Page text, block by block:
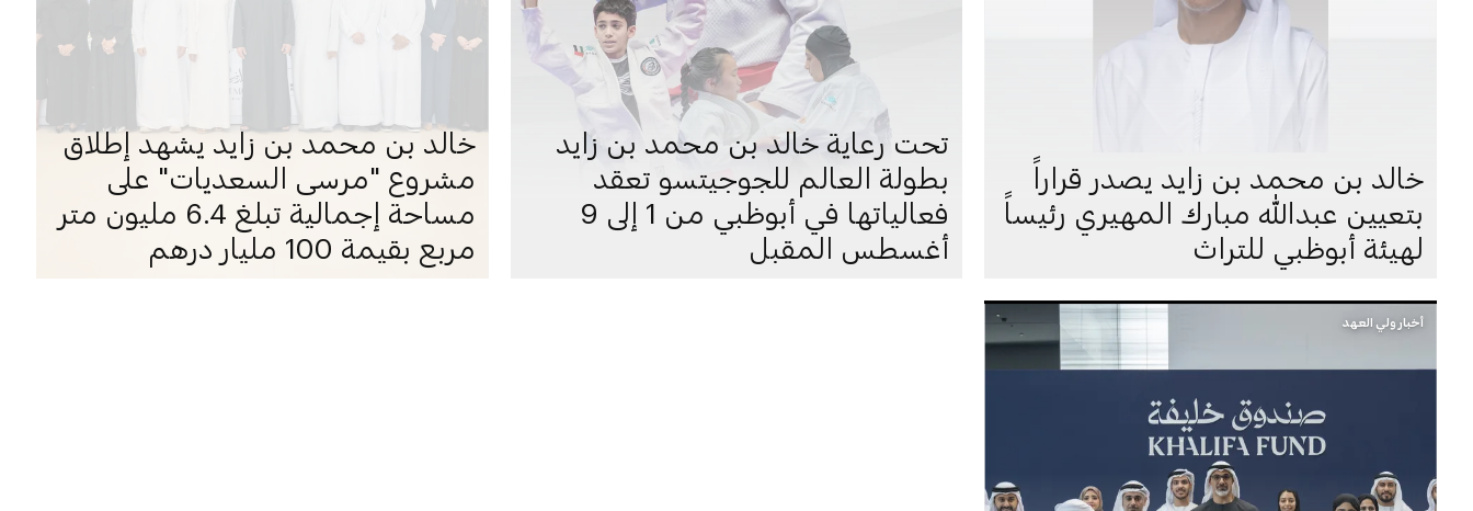
خالد بن محمد بن زايد يصدر قراراً
بتعيين عبدالله مبارك المهيري رئيساً
لهيئة أبوظبي للتراث
تحت رعاية خالد بن محمد بن زايد
بطولة العالم للجوجيتسو تعقد
فعالياتها في أبوظبي من 1 إلى 9
أغسطس المقبل
خالد بن محمد بن زايد يشهد إطلاق
مشروع "مرسى السعديات" على
مساحة إجمالية تبلغ 6.4 مليون متر
مربع بقيمة 100 مليار درهم
أخبار ولي العهد